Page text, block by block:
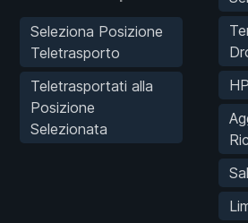
Seleziona Posizione
Teletrasporto
Teletrasportati alla
Posizione
Selezionata